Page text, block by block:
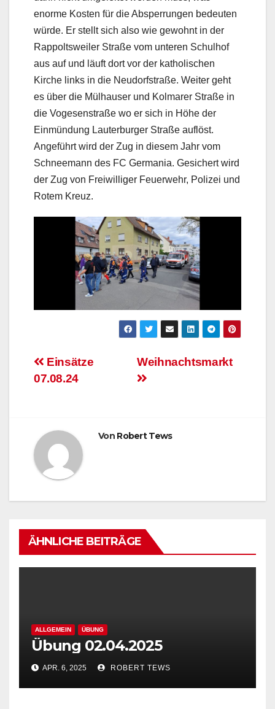
enorme Kosten für die Absperrungen bedeuten
würde. Er stellt sich also wie gewohnt in der
Rappoltsweiler Straße vom unteren Schulhof
aus auf und läuft dort vor der katholischen
Kirche links in die Neudorfstraße. Weiter geht
es über die Mülhauser und Kolmarer Straße in
die Vogesenstraße wo er sich in Höhe der
Einmündung Lauterburger Straße auflöst.
Angeführt wird der Zug in diesem Jahr vom
Schneemann des FC Germania. Gesichert wird
der Zug von Freiwilliger Feuerwehr, Polizei und
Rotem Kreuz.
Beitragsnavigation
Weihnachtsmarkt
Einsätze
07.08.24
Von Robert Tews
ÄHNLICHE BEITRÄGE
ALLGEMEIN ÜBUNG
Übung 02.04.2025
APR. 6, 2025 ROBERT TEWS